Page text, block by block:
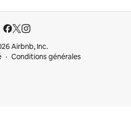
Airbnb, Inc.
Conditions générales